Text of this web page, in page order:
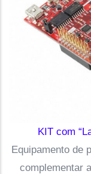
KIT com
Equipamento de
complementar